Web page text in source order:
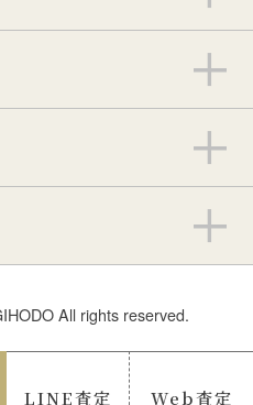
All rights reserved.
LINE査定 Web査定